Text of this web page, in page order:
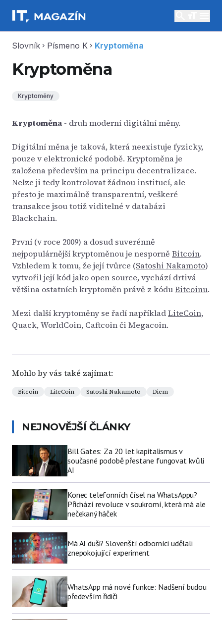
Slovník chevron_right Písmeno K chevron_right Kryptoměna
Kryptoměna
Kryptoměny
Kryptoměna - druh moderní digitální měny.
Digitální měna je taková, která neexistuje fyzicky,
pouze v elektronické podobě. Kryptoměna je
založena především na principu decentralizace.
Nelze ji tedy kontrolovat žádnou institucí, ale
přesto je maximálně transparentní, veškeré
transakce jsou totiž viditelné v databázi
Blackchain.
První (v roce 2009) a dosud suverénně
nejpopulárnější kryptoměnou je nesporně Bitcoin.
Vzhledem k tomu, že její tvůrce (Satoshi Nakamoto)
vytvořil její kód jako open source, vychází drtivá
většina ostatních kryptoměn právě z kóduBitcoinu.
Mezi další kryptoměny se řadí napříkladLiteCoin,
Quack, WorldCoin, Caftcoin či Megacoin.
Mohlo by vás také zajímat:
Bitcoin LiteCoin Satoshi Nakamoto Diem
NEJNOVĚJŠÍ ČLÁNKY
Bill Gates: Za 20 let kapitalismus v
současné podobě přestane fungovat kvůli
AI
Konec telefonních čísel na WhatsAppu?
Přichází revoluce v soukromí, která má ale
nečekaný háček
Má AI duši? Slovenští odborníci udělali
znepokojující experiment
WhatsApp má nové funkce: Nadšení budou
především řidiči